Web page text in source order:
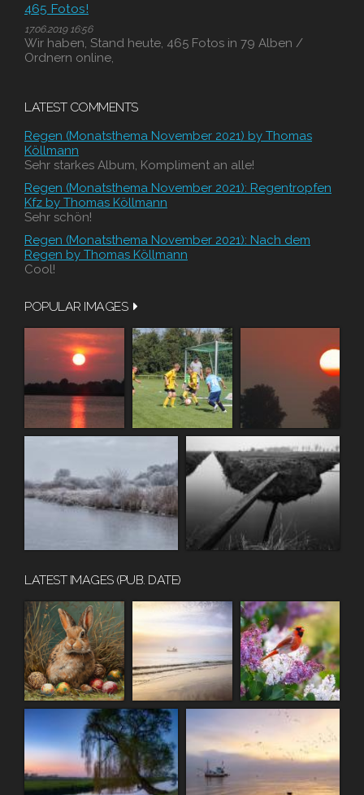
465 Fotos!
17.06.2019 16:56
Wir haben, Stand heute, 465 Fotos in 79 Alben /
Ordnern online,
LATEST COMMENTS
Regen (Monatsthema November 2021) by Thomas
Köllmann
Sehr starkes Album, Kompliment an alle!
Regen (Monatsthema November 2021): Regentropfen
Kfz by Thomas Köllmann
Sehr schön!
Regen (Monatsthema November 2021): Nach dem
Regen by Thomas Köllmann
Cool!
POPULAR IMAGES
LATEST IMAGES (PUB. DATE)